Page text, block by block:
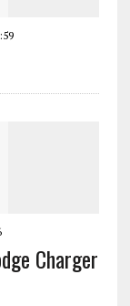
Charger